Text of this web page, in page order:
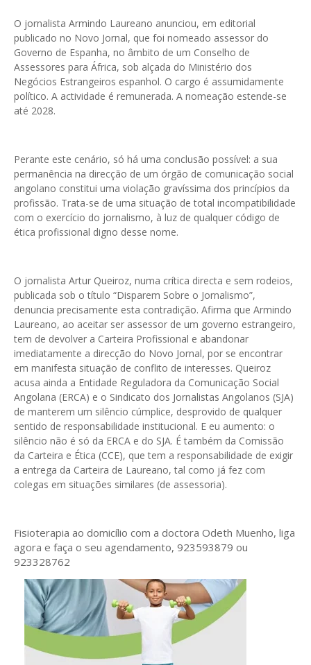
O jornalista Armindo Laureano anunciou, em editorial
publicado no Novo Jornal, que foi nomeado assessor do
Governo de Espanha, no âmbito de um Conselho de
Assessores para África, sob alçada do Ministério dos
Negócios Estrangeiros espanhol. O cargo é assumidamente
político. A actividade é remunerada. A nomeação estende-se
até 2028.
Perante este cenário, só há uma conclusão possível: a sua
permanência na direcção de um órgão de comunicação social
angolano constitui uma violação gravíssima dos princípios da
profissão. Trata-se de uma situação de total incompatibilidade
com o exercício do jornalismo, à luz de qualquer código de
ética profissional digno desse nome.
O jornalista Artur Queiroz, numa crítica directa e sem rodeios,
publicada sob o título “Disparem Sobre o Jornalismo”,
denuncia precisamente esta contradição. Afirma que Armindo
Laureano, ao aceitar ser assessor de um governo estrangeiro,
tem de devolver a Carteira Profissional e abandonar
imediatamente a direcção do Novo Jornal, por se encontrar
em manifesta situação de conflito de interesses. Queiroz
acusa ainda a Entidade Reguladora da Comunicação Social
Angolana (ERCA) e o Sindicato dos Jornalistas Angolanos (SJA)
de manterem um silêncio cúmplice, desprovido de qualquer
sentido de responsabilidade institucional. E eu aumento: o
silêncio não é só da ERCA e do SJA. É também da Comissão
da Carteira e Ética (CCE), que tem a responsabilidade de exigir
a entrega da Carteira de Laureano, tal como já fez com
colegas em situações similares (de assessoria).
Fisioterapia ao domicílio com a doctora Odeth Muenho, liga
agora e faça o seu agendamento, 923593879 ou
923328762